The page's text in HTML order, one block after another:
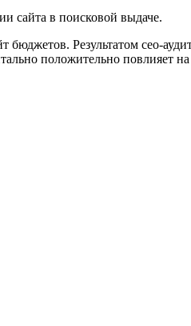
сайта в поисковой выдаче.
Результатом сео-
положительно повлияет на